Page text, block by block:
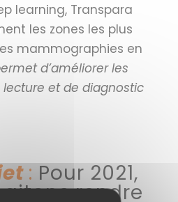
learning, Transpara
les zones les plus
mammographies en
d’améliorer les
et de diagnostic
: Pour 2021,
rendre